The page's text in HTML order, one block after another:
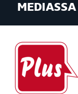
MEDIASSA